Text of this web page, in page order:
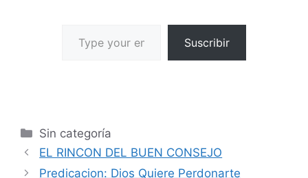
Suscribir
Sin categoría
EL RINCON DEL BUEN CONSEJO
Predicacion: Dios Quiere Perdonarte